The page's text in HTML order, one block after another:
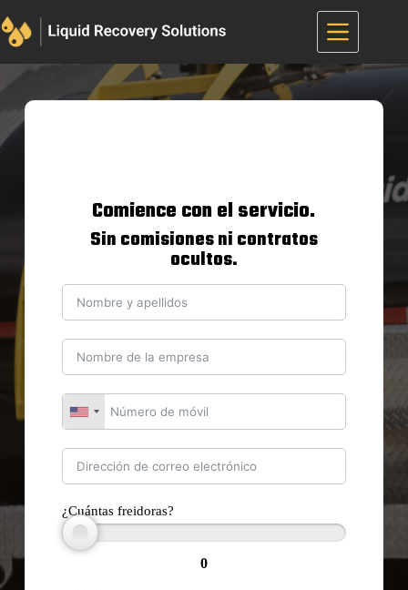
al
contenido
Comience con el servicio.
Sin comisiones ni contratos
ocultos.
¿Cuántas freidoras?
0